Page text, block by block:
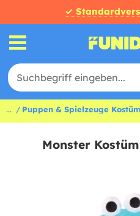
✓
... Puppen & Spielzeuge
Monster